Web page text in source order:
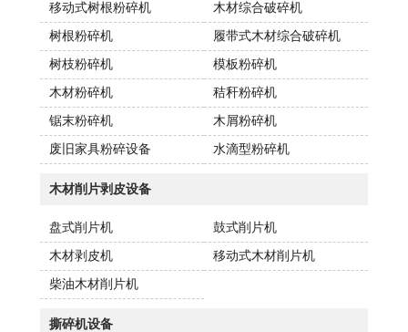
移动式树根粉碎机 木材综合破碎机
树根粉碎机 履带式木材综合破碎机
树枝粉碎机 模板粉碎机
木材粉碎机 秸秆粉碎机
锯末粉碎机 木屑粉碎机
废旧家具粉碎设备 水滴型粉碎机
木材削片剥皮设备
盘式削片机 鼓式削片机
木材剥皮机 移动式木材削片机
柴油木材削片机
撕碎机设备